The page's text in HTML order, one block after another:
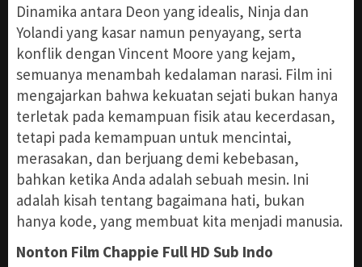
Dinamika antara Deon yang idealis, Ninja dan
Yolandi yang kasar namun penyayang, serta
konflik dengan Vincent Moore yang kejam,
semuanya menambah kedalaman narasi. Film ini
mengajarkan bahwa kekuatan sejati bukan hanya
terletak pada kemampuan fisik atau kecerdasan,
tetapi pada kemampuan untuk mencintai,
merasakan, dan berjuang demi kebebasan,
bahkan ketika Anda adalah sebuah mesin. Ini
adalah kisah tentang bagaimana hati, bukan
hanya kode, yang membuat kita menjadi manusia.
Nonton Film Chappie Full HD Sub Indo